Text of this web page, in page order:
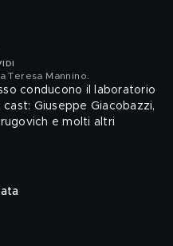
Teresa Mannino
conducono il laboratorio
Giuseppe Giacobazzi,
e molti altri